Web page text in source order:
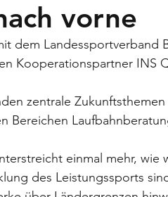
vorne
dem
Kooperationspartner INS
zentrale
Bereichen
einmal mehr,
des Leistungssports